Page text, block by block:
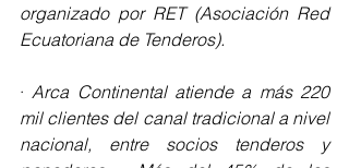
organizado por RET (Asociación Red
Ecuatoriana de Tenderos).
· Arca Continental atiende a más 220
mil clientes del canal tradicional a nivel
nacional, entre socios tenderos y